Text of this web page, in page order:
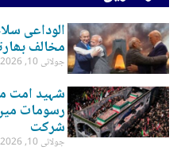
الوداعی
مخالف
جولائی 10, 2026
شہید امت
شرکت
جولائی 10, 2026